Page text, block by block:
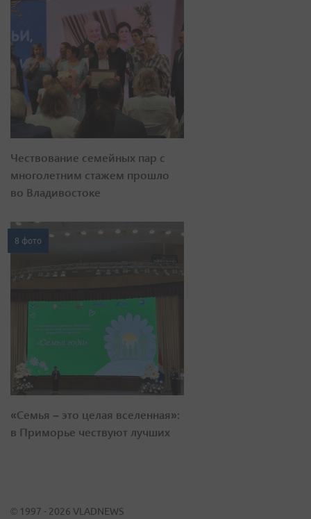
Чествование семейных пар с
многолетним стажем прошло
во Владивостоке
8 фото
«Семья – это целая вселенная»:
в Приморье чествуют лучших
© 1997 - 2026 VLADNEWS